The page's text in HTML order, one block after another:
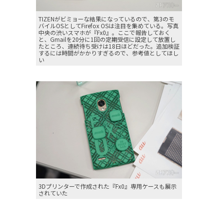
TIZENがビミョーな結果になっているので、第3のモ
バイルOSとしてFirefox OSは注目を集めている。写真
中央の渋いスマホが『Fx0』。ここで報告しておく
と、Gmailを20分に1回の定期受信に設定して放置し
たところ、連続待ち受けは18日ほどだった。追加検証
するには時間がかかりすぎるので、参考値としてほし
い
3Dプリンターで作成された『Fx0』専用ケースも展示
されていた